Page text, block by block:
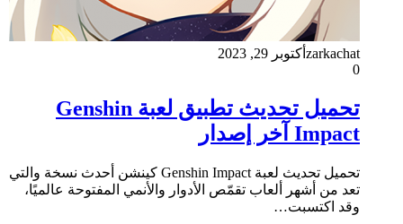
zarkachat أكتوبر 29, 2023
0
تحميل تحديث تطبيق لعبة Genshin
Impact آخر إصدار
تحميل تحديث لعبة Genshin Impact كينشن أحدث نسخة والتي
تعد من أشهر ألعاب تقمّص الأدوار والأنمي المفتوحة عالميًا،
وقد اكتسبت…